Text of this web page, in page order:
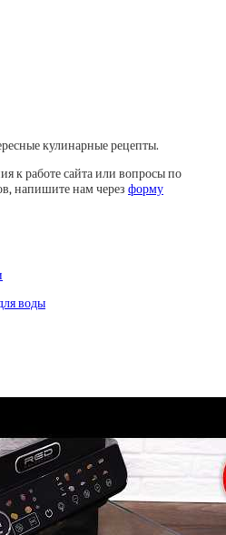
кулинарные рецепты.
к работе сайта или вопросы по
напишите нам через форму
воды